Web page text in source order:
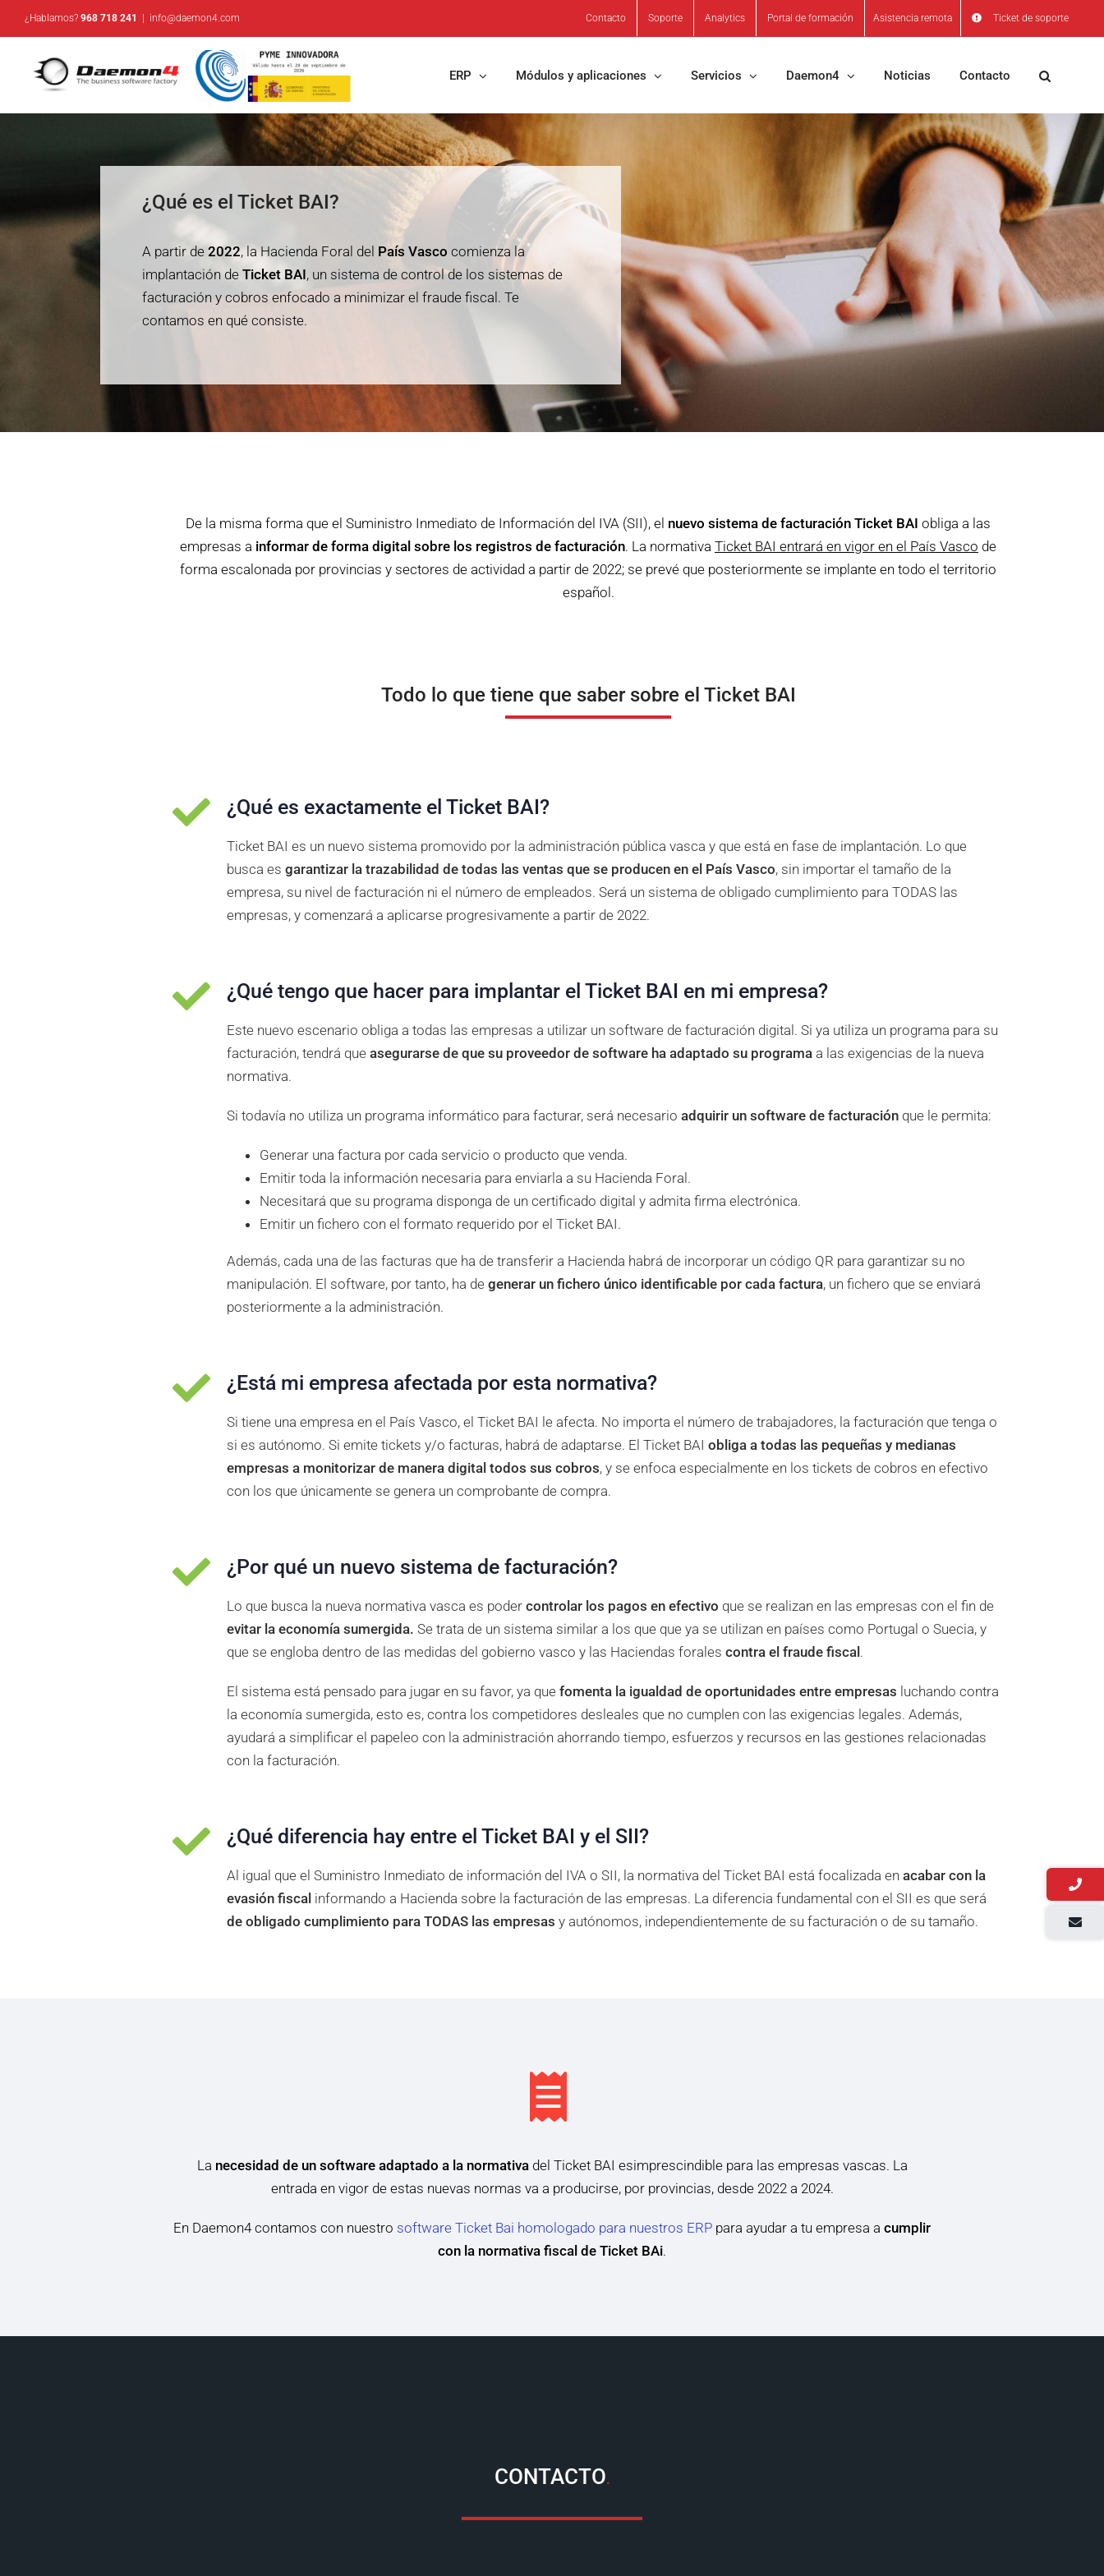
Saltar
al
contenido
¿Hablamos? 968 718 241 info@daemon4.com Contacto Soporte Analytics Portal de formación Asistencia remota Ticket de soporte
ERP Módulos y aplicaciones Servicios Daemon4 Noticias Contacto
¿Qué es el Ticket BAI?
A partir de 2022, la Hacienda Foral del País Vasco comienza la
implantación de Ticket BAI, un sistema de control de los sistemas de
facturación y cobros enfocado a minimizar el fraude fiscal. Te
contamos en qué consiste.
De la misma forma que el Suministro Inmediato de Información del IVA (SII), el nuevo sistema de facturación Ticket BAI obliga a las
empresas a informar de forma digital sobre los registros de facturación. La normativa Ticket BAI entrará en vigor en el País Vasco de
forma escalonada por provincias y sectores de actividad a partir de 2022; se prevé que posteriormente se implante en todo el territorio
español.
Todo lo que tiene que saber sobre el Ticket BAI
¿Qué es exactamente el Ticket BAI?
Ticket BAI es un nuevo sistema promovido por la administración pública vasca y que está en fase de implantación. Lo que
busca es garantizar la trazabilidad de todas las ventas que se producen en el País Vasco, sin importar el tamaño de la
empresa, su nivel de facturación ni el número de empleados. Será un sistema de obligado cumplimiento para TODAS las
empresas, y comenzará a aplicarse progresivamente a partir de 2022.
¿Qué tengo que hacer para implantar el Ticket BAI en mi empresa?
Este nuevo escenario obliga a todas las empresas a utilizar un software de facturación digital. Si ya utiliza un programa para su
facturación, tendrá que asegurarse de que su proveedor de software ha adaptado su programa a las exigencias de la nueva
normativa.
Si todavía no utiliza un programa informático para facturar, será necesario adquirir un software de facturación que le permita:
Generar una factura por cada servicio o producto que venda.
Emitir toda la información necesaria para enviarla a su Hacienda Foral.
Necesitará que su programa disponga de un certificado digital y admita firma electrónica.
Emitir un fichero con el formato requerido por el Ticket BAI.
Además, cada una de las facturas que ha de transferir a Hacienda habrá de incorporar un código QR para garantizar su no
manipulación. El software, por tanto, ha de generar un fichero único identificable por cada factura, un fichero que se enviará
posteriormente a la administración.
¿Está mi empresa afectada por esta normativa?
Si tiene una empresa en el País Vasco, el Ticket BAI le afecta. No importa el número de trabajadores, la facturación que tenga o
si es autónomo. Si emite tickets y/o facturas, habrá de adaptarse. El Ticket BAI obliga a todas las pequeñas y medianas
empresas a monitorizar de manera digital todos sus cobros, y se enfoca especialmente en los tickets de cobros en efectivo
con los que únicamente se genera un comprobante de compra.
¿Por qué un nuevo sistema de facturación?
Lo que busca la nueva normativa vasca es poder controlar los pagos en efectivo que se realizan en las empresas con el fin de
evitar la economía sumergida. Se trata de un sistema similar a los que que ya se utilizan en países como Portugal o Suecia, y
que se engloba dentro de las medidas del gobierno vasco y las Haciendas forales contra el fraude fiscal .
El sistema está pensado para jugar en su favor, ya que fomenta la igualdad de oportunidades entre empresas luchando contra
la economía sumergida, esto es, contra los competidores desleales que no cumplen con las exigencias legales. Además,
ayudará a simplificar el papeleo con la administración ahorrando tiempo, esfuerzos y recursos en las gestiones relacionadas
con la facturación.
¿Qué diferencia hay entre el Ticket BAI y el SII?
Al igual que el Suministro Inmediato de información del IVA o SII, la normativa del Ticket BAI está focalizada en acabar con la
evasión fiscal informando a Hacienda sobre la facturación de las empresas. La diferencia fundamental con el SII es que será
de obligado cumplimiento para TODAS las empresas y autónomos, independientemente de su facturación o de su tamaño.
La necesidad de un software adaptado a la normativadel Ticket BAI esimprescindible para las empresas vascas. La
entrada en vigor de estas nuevas normas va a producirse, por provincias, desde 2022 a 2024.
En Daemon4 contamos con nuestro software Ticket Bai homologado para nuestros ERP para ayudar a tu empresa a cumplir
con la normativa fiscal de Ticket BAi.
CONTACTO.